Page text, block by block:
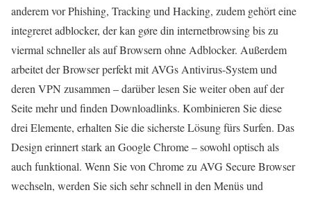
anderem vor Phishing, Tracking und Hacking, zudem gehört eine
integreret adblocker, der kan gøre din internetbrowsing bis zu
viermal schneller als auf Browsern ohne Adblocker. Außerdem
arbeitet der Browser perfekt mit AVGs Antivirus-System und
deren VPN zusammen – darüber lesen Sie weiter oben auf der
Seite mehr und finden Downloadlinks. Kombinieren Sie diese
drei Elemente, erhalten Sie die sicherste Lösung fürs Surfen. Das
Design erinnert stark an Google Chrome – sowohl optisch als
auch funktional. Wenn Sie von Chrome zu AVG Secure Browser
wechseln, werden Sie sich sehr schnell in den Menüs und